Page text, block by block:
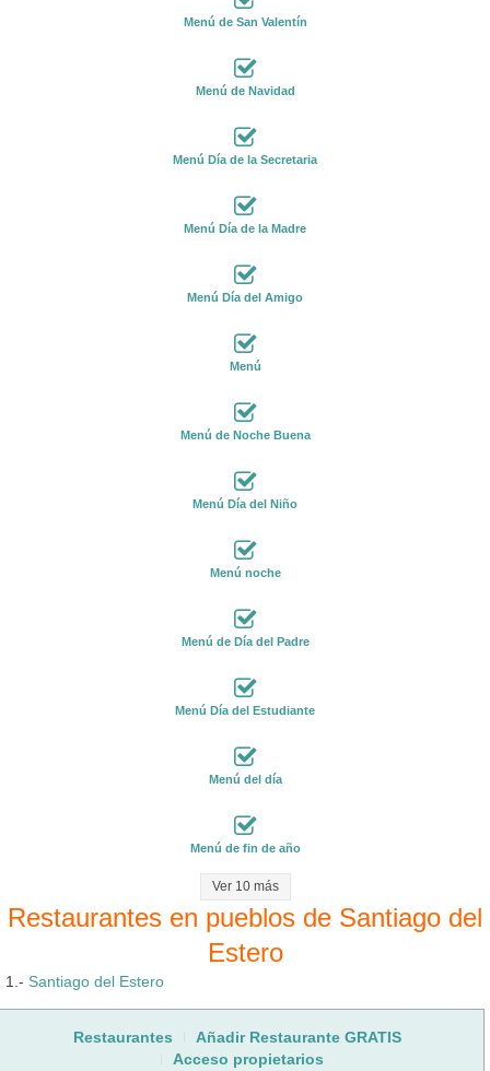
Menú de San Valentín
Menú de Navidad
Menú Día de la Secretaria
Menú Día de la Madre
Menú Día del Amigo
Menú
Menú de Noche Buena
Menú Día del Niño
Menú noche
Menú de Día del Padre
Menú Día del Estudiante
Menú del día
Menú de fin de año
Ver 10 más
Restaurantes en pueblos de Santiago del
Estero
1.- Santiago del Estero
Restaurantes
Añadir Restaurante GRATIS
Acceso propietarios